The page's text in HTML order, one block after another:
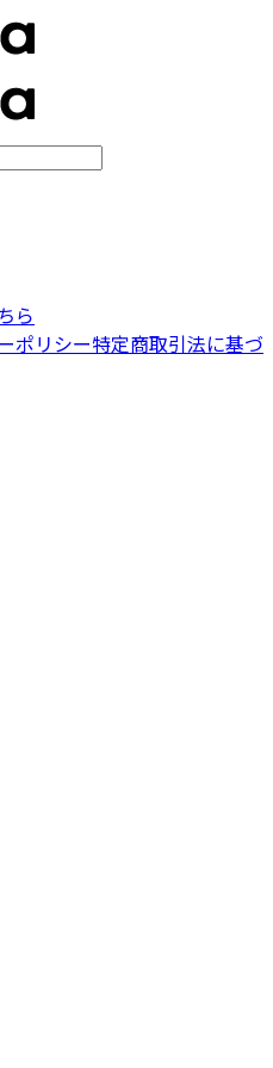
ら
ポリシー特定商取引法に基づ